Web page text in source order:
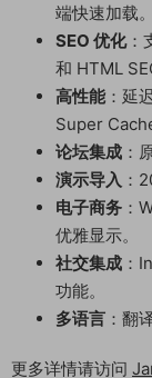
端快速加载。
SEO 优化：
和 HTML
高性能 ：延
Super Cache
论坛集成 ：
演示导入 ：
电子商务 ：
优雅显示。
社交集成 ：
功能。
多语言 ：翻
更多详情请访问